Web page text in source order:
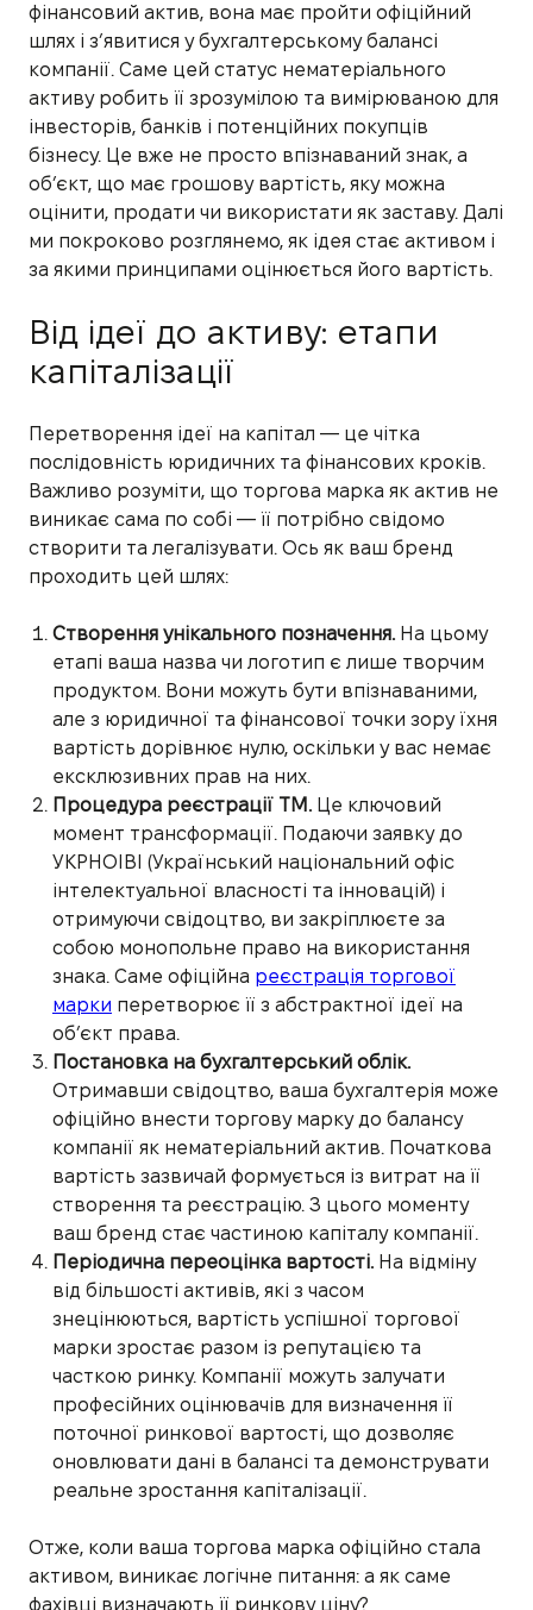
фінансовий актив, вона має пройти офіційний
шлях і з’явитися у бухгалтерському балансі
компанії. Саме цей статус нематеріального
активу робить її зрозумілою та вимірюваною для
інвесторів, банків і потенційних покупців
бізнесу. Це вже не просто впізнаваний знак, а
об’єкт, що має грошову вартість, яку можна
оцінити, продати чи використати як заставу. Далі
ми покроково розглянемо, як ідея стає активом і
за якими принципами оцінюється його вартість.
Від ідеї до активу: етапи
капіталізації
Перетворення ідеї на капітал — це чітка
послідовність юридичних та фінансових кроків.
Важливо розуміти, що торгова марка як актив не
виникає сама по собі — її потрібно свідомо
створити та легалізувати. Ось як ваш бренд
проходить цей шлях:
Створення унікального позначення. На цьому
етапі ваша назва чи логотип є лише творчим
продуктом. Вони можуть бути впізнаваними,
але з юридичної та фінансової точки зору їхня
вартість дорівнює нулю, оскільки у вас немає
ексклюзивних прав на них.
Процедура реєстрації ТМ. Це ключовий
момент трансформації. Подаючи заявку до
УКРНОІВІ (Український національний офіс
інтелектуальної власності та інновацій) і
отримуючи свідоцтво, ви закріплюєте за
собою монопольне право на використання
знака. Саме офіційна реєстрація торгової
марки перетворює її з абстрактної ідеї на
об’єкт права.
Постановка на бухгалтерський облік.
Отримавши свідоцтво, ваша бухгалтерія може
офіційно внести торгову марку до балансу
компанії як нематеріальний актив. Початкова
вартість зазвичай формується із витрат на її
створення та реєстрацію. З цього моменту
ваш бренд стає частиною капіталу компанії.
Періодична переоцінка вартості. На відміну
від більшості активів, які з часом
знецінюються, вартість успішної торгової
марки зростає разом із репутацією та
часткою ринку. Компанії можуть залучати
професійних оцінювачів для визначення її
поточної ринкової вартості, що дозволяє
оновлювати дані в балансі та демонструвати
реальне зростання капіталізації.
Отже, коли ваша торгова марка офіційно стала
активом, виникає логічне питання: а як саме
фахівці визначають її ринкову ціну?